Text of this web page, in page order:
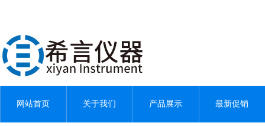
网站首页 关于我们 产品展示 最新促销